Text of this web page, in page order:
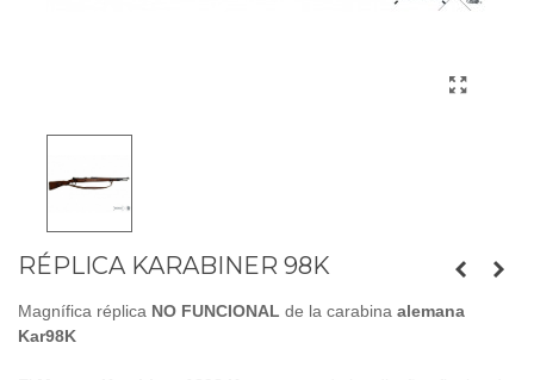
RÉPLICA KARABINER 98K
Magnífica réplica NO FUNCIONAL de la carabina alemana
Kar98K